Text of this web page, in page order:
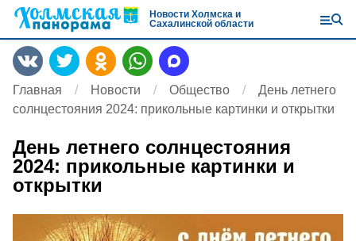
Новости Холмска и
Сахалинской области
Главная Новости Общество
День летнего
солнцестояния 2024: прикольные картинки и открытки
День летнего солнцестояния
2024: прикольные картинки и
открытки